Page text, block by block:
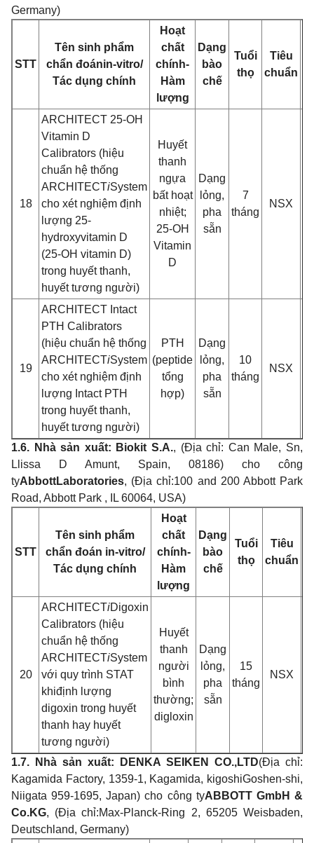
Germany)
STT
Tên sinh phẩm
chẩn đoánin-vitro/
Tác dụng chính
Hoạt
chất
chính-
Hàm
lượng
Dạng
bào
chế
Tuổi
thọ
Tiêu
chuẩn
18
ARCHITECT 25-OH
Vitamin D
Calibrators (hiệu
chuẩn hệ thống
ARCHITECTiSystem
cho xét nghiệm định
lượng 25-
hydroxyvitamin D
(25-OH vitamin D)
trong huyết thanh,
huyết tương người)
Huyết
thanh
ngựa
bất hoạt
nhiệt;
25-OH
Vitamin
D
Dạng
lỏng,
pha
sẵn
7
tháng
NSX
19
ARCHITECT Intact
PTH Calibrators
(hiệu chuẩn hệ thống
ARCHITECTiSystem
cho xét nghiệm định
lượng Intact PTH
trong huyết thanh,
huyết tương người)
PTH
(peptide
tổng
hợp)
Dạng
lỏng,
pha
sẵn
10
tháng
NSX
1.6. Nhà sản xuất: Biokit S.A., (Địa chỉ: Can Male, Sn,
Llissa D Amunt, Spain, 08186) cho công
tyAbbottLaboratories, (Địa chỉ:100 and 200 Abbott Park
Road, Abbott Park , IL 60064, USA)
STT
Tên sinh phẩm
chẩn đoán in-vitro/
Tác d ụng chính
Hoạt
chất
chính-
Hàm
lượng
Dạng
bào
chế
Tuổi
thọ
Tiêu
chuẩn
20
ARCHITECTiDigoxin
Calibrators (hiệu
chuẩn hệ thống
ARCHITECTiSystem
với quy trình STAT
khiđịnh lượng
digoxin trong huyết
thanh hay huyết
tương người)
Huyết
thanh
người
bình
thường;
digloxin
Dạng
lỏng,
pha
sẵn
15
tháng
NSX
1.7. Nhà sản xuất: DE NKA SEIKEN CO.,LTD(Địa chỉ:
Kagamida Factory, 1359-1, Kagamida, kigoshiGoshen-shi,
Niigata 959-1695, Japan) cho công tyABBOTT GmbH &
Co.KG, (Địa chỉ:Max-Planck-Ring 2, 65205 Weisbaden,
Deutschland, Germany)